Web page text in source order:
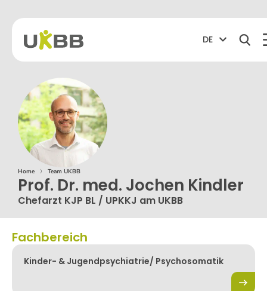
DE
Home ⟩ Team UKBB
Prof. Dr. med. Jochen Kindler
Chefarzt KJP BL / UPKKJ am UKBB
Fachbereich
Kinder- & Jugendpsychiatrie/ Psychosomatik